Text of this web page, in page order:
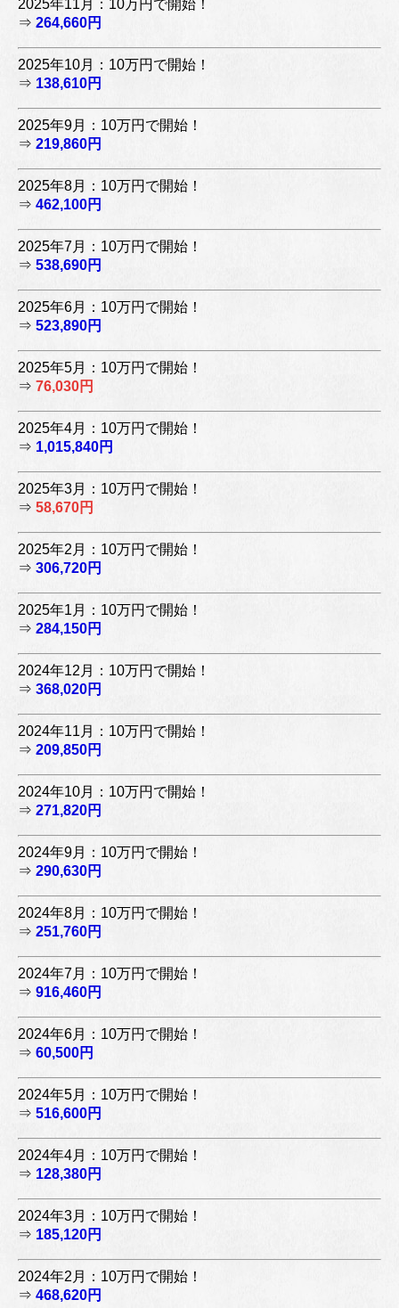
2025年11月：10万円で開始！
⇒ 264,660円
2025年10月：10万円で開始！
⇒ 138,610円
2025年9月：10万円で開始！
⇒ 219,860円
2025年8月：10万円で開始！
⇒ 462,100円
2025年7月：10万円で開始！
⇒ 538,690円
2025年6月：10万円で開始！
⇒ 523,890円
2025年5月：10万円で開始！
⇒ 76,030円
2025年4月：10万円で開始！
⇒ 1,015,840円
2025年3月：10万円で開始！
⇒ 58,670円
2025年2月：10万円で開始！
⇒ 306,720円
2025年1月：10万円で開始！
⇒ 284,150円
2024年12月：10万円で開始！
⇒ 368,020円
2024年11月：10万円で開始！
⇒ 209,850円
2024年10月：10万円で開始！
⇒ 271,820円
2024年9月：10万円で開始！
⇒ 290,630円
2024年8月：10万円で開始！
⇒ 251,760円
2024年7月：10万円で開始！
⇒ 916,460円
2024年6月：10万円で開始！
⇒ 60,500円
2024年5月：10万円で開始！
⇒ 516,600円
2024年4月：10万円で開始！
⇒ 128,380円
2024年3月：10万円で開始！
⇒ 185,120円
2024年2月：10万円で開始！
⇒ 468,620円